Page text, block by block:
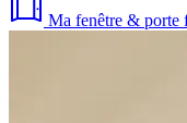
Ma fenêtre & porte